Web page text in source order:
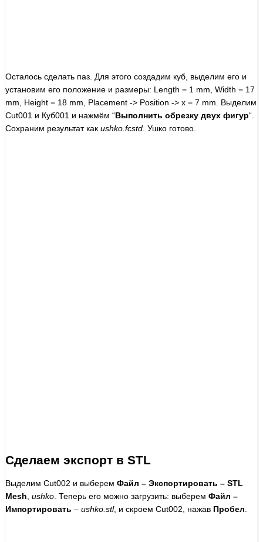
Осталось сделать паз. Для этого создадим куб, выделим его и
установим его положение и размеры: Length = 1 mm, Width = 17
mm, Height = 18 mm, Placement -> Position -> x = 7 mm. Выделим
Cut001 и Куб001 и нажмём “Выполнить обрезку двух фигур“.
Сохраним результат как ushko.fcstd . Ушко готово.
Сделаем экспорт в STL
Выделим Cut002 и выберем Файл – Экспортировать – STL
Mesh, ushko. Теперь его можно загрузить: выберем Файл –
Импортировать – ushko.stl, и скроем Cut002, нажав Пробел.